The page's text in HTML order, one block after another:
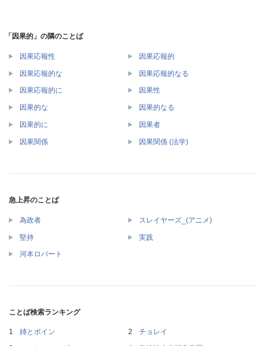
「因果的」の隣のことば
因果応報性 因果応報的
因果応報的な 因果応報的なる
因果応報的に 因果性
因果的な 因果的なる
因果的に 因果者
因果関係 因果関係 (法学)
急上昇のことば
為政者 スレイヤーズ_(アニメ)
堅持 実践
河本ロバート
ことば検索ランキング
姉とボイン
チョレイ